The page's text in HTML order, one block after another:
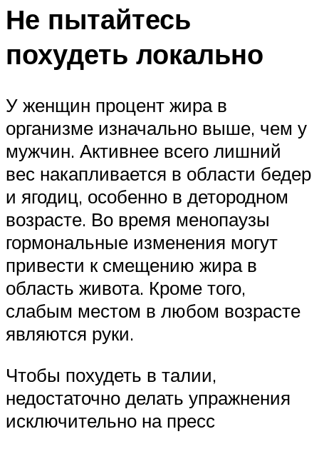
Не пытайтесь
похудеть локально
У женщин процент жира в
организме изначально выше, чем у
мужчин. Активнее всего лишний
вес накапливается в области бедер
и ягодиц, особенно в детородном
возрасте. Во время менопаузы
гормональные изменения могут
привести к смещению жира в
область живота. Кроме того,
слабым местом в любом возрасте
являются руки.
Чтобы похудеть в талии,
недостаточно делать упражнения
исключительно на пресс